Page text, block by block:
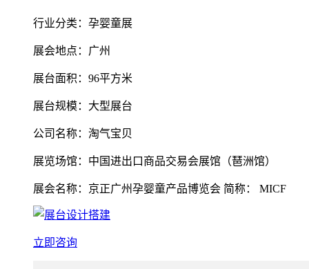
行业分类：孕婴童展
展会地点：广州
展台面积：96平方米
展台规模：大型展台
公司名称：淘气宝贝
展览场馆：中国进出口商品交易会展馆（琶洲馆）
展会名称：京正广州孕婴童产品博览会 简称： MICF
立即咨询